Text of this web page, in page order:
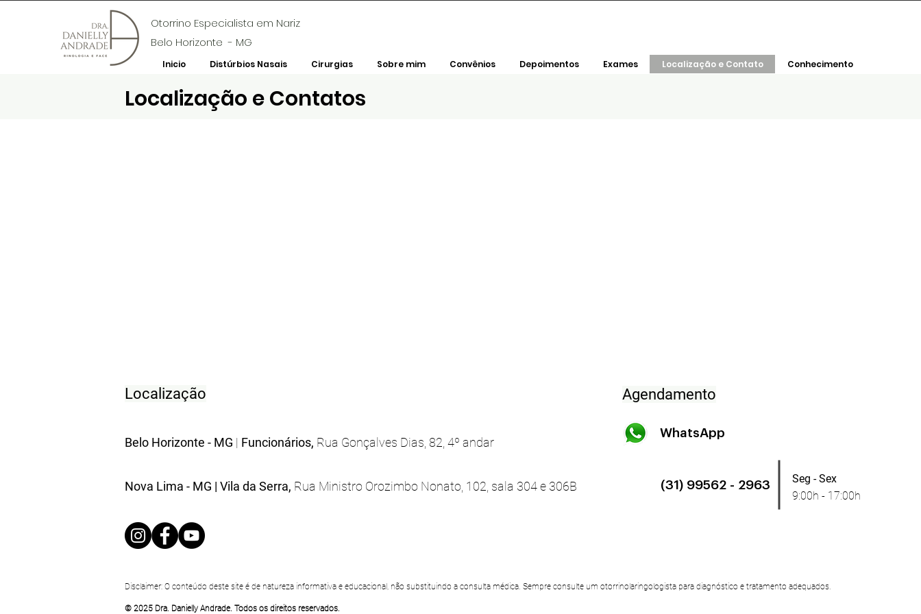
Otorrino Especialista em Nariz
Belo Horizonte - MG
Inicio Distúrbios Nasais Cirurgias Sobre mim Convênios Depoimentos Exames Localização e Contato Conhecimento
Localização e Contatos
Localização
Belo Horizonte - MG | Funcionários, Rua Gonçalves Dias, 82, 4º andar
Nova Lima - MG | Vila da Serra, Rua Ministro Orozimbo Nonato, 102, sala 304 e 306B
Agendamento
WhatsApp
(31) 99562 - 2963
Seg - Sex
9:00h - 17:00h
Disclaimer: O conteúdo deste site é de natureza informativa e educacional, não substituindo a consulta médica. Sempre consulte um otorrinolaringologista para diagnóstico e tratamento adequados.
© 2025 Dra. Danielly Andrade. Todos os direitos reservados.